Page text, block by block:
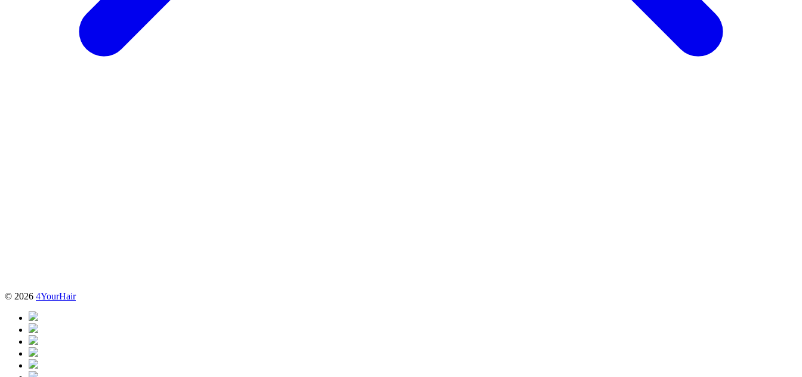
© 2026 4YourHair